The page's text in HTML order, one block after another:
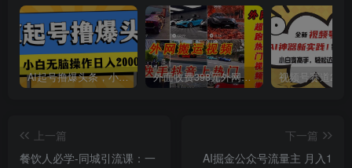
AI起号撸爆头条，小白也能操作，日入2000+ 外面收费398元外网超跑豪车汽车视频搬运至快手抖音上热门项目
上一篇
餐饮人必学-同城引流课：一
下一篇
AI掘金公众号流量主 月入1